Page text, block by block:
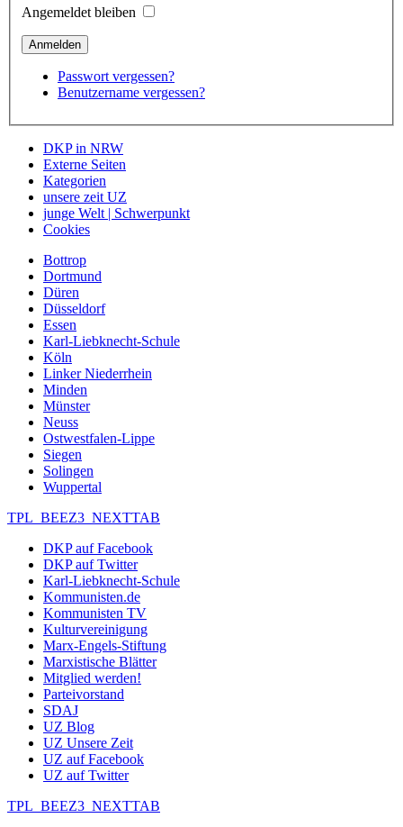
Angemeldet bleiben
Passwort vergessen?
Benutzername vergessen?
DKP in NRW
Externe Seiten
Kategorien
unsere zeit UZ
junge Welt | Schwerpunkt
Cookies
Bottrop
Dortmund
Düren
Düsseldorf
Essen
Karl-Liebknecht-Schule
Köln
Linker Niederrhein
Minden
Münster
Neuss
Ostwestfalen-Lippe
Siegen
Solingen
Wuppertal
TPL_BEEZ3_NEXTTAB
DKP auf Facebook
DKP auf Twitter
Karl-Liebknecht-Schule
Kommunisten.de
Kommunisten TV
Kulturvereinigung
Marx-Engels-Stiftung
Marxistische Blätter
Mitglied werden!
Parteivorstand
SDAJ
UZ Blog
UZ Unsere Zeit
UZ auf Facebook
UZ auf Twitter
TPL_BEEZ3_NEXTTAB